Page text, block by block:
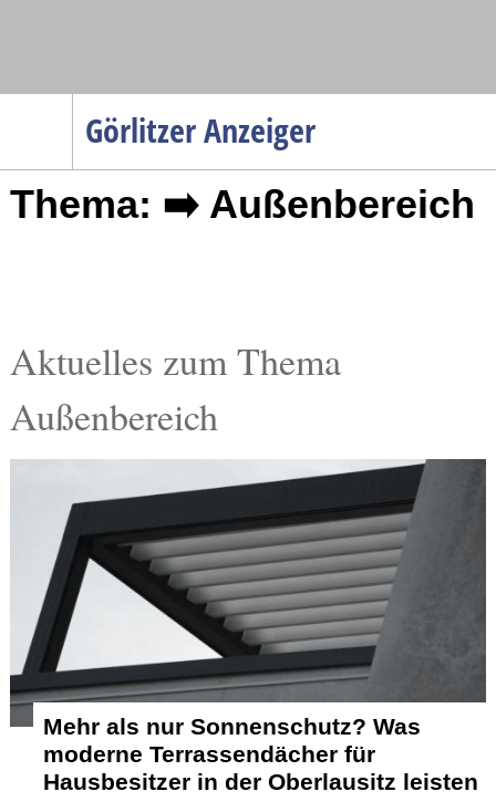
Görlitzer Anzeiger
Menüpunkte
Startseite
Verkehr
Gesundheit
Termine
Kostenlos
Thema: ➡️ Außenbereich
Aktuelles zum Thema
Außenbereich
Mehr als nur Sonnenschutz? Was
moderne Terrassendächer für
Hausbesitzer in der Oberlausitz leisten